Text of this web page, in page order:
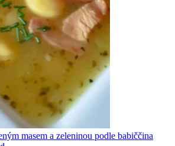
masem a zeleninou podle babiččina